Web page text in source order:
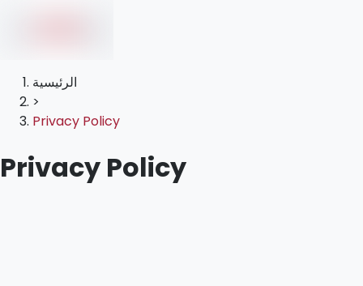
الرئيسية
>
Privacy Policy
Privacy Policy